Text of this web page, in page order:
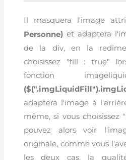
Il masquera l'image
) et adaptera
de la div, en la
choisissez "fill : true"
fonction
adaptera l'image à
même, si vous choisissez "
pouvez alors voir
originale, comme vous
les deux cas, la